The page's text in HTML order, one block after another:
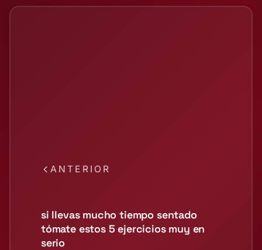
ANTERIOR
si llevas mucho tiempo sentado
tómate estos 5 ejercicios muy en
serio